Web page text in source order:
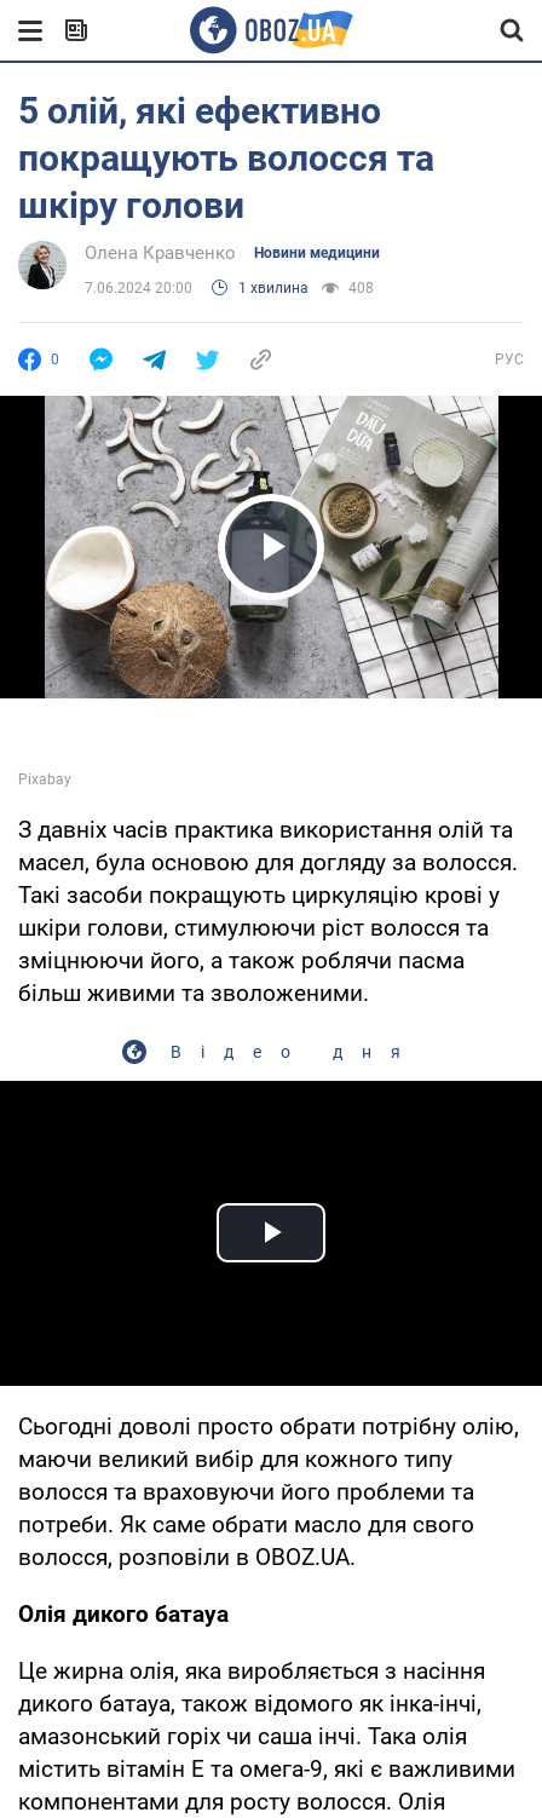
5 олій, які ефективно
покращують волосся та
шкіру голови
Олена Кравченко Новини медицини
7.06.2024 20:00 1 хвилина 408
0 РУС
Play Video
З давніх часів практика використання олій та
масел, була основою для догляду за волосся.
Такі засоби покращують циркуляцію крові у
шкіри голови, стимулюючи ріст волосся та
зміцнюючи його, а також роблячи пасма
більш живими та зволоженими.
Відео дня
Play Video
Сьогодні доволі просто обрати потрібну олію,
маючи великий вибір для кожного типу
волосся та враховуючи його проблеми та
потреби. Як саме обрати масло для свого
волосся, розповіли в OBOZ.UA.
Олія дикого батауа
Це жирна олія, яка виробляється з насіння
дикого батауа, також відомого як інка-інчі,
амазонський горіх чи саша інчі. Така олія
містить вітамін Е та омега-9, які є важливими
компонентами для росту волосся. Олія